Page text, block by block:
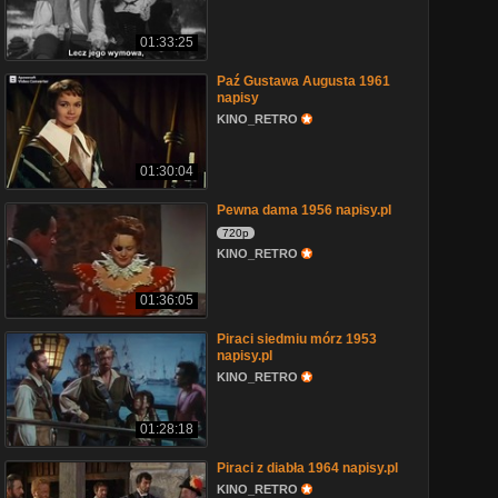
01:33:25
01:30:04
Paź Gustawa Augusta 1961
napisy
KINO_RETRO
01:36:05
Pewna dama 1956 napisy.pl
720p
KINO_RETRO
01:28:18
Piraci siedmiu mórz 1953
napisy.pl
KINO_RETRO
Piraci z diabła 1964 napisy.pl
KINO_RETRO